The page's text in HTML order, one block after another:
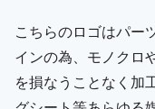
こちらのロゴはパー
インの為、モノクロ
を損なうことなく加